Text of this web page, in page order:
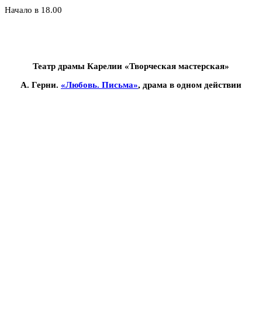
Начало в 18.00
Театр драмы Карелии «Творческая мастерская»
А. Герни. «Любовь. Письма», драма в одном действии